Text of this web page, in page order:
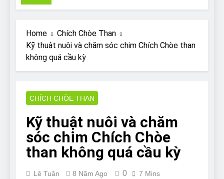
Why Do Bulldogs Snore?
And How to Minimize It!
7 Năm Ago
Do Bulldogs Fart? Yes! And
How to Stop It!
7 Năm Ago
The Ultimate Guide to What
Bulldogs Can (and can’t) Eat
7 Năm Ago
and How to Treat It
Home
Chích Chòe Than
Kỹ thuật nuôi và chăm sóc chim Chích Chòe than
không quá cầu kỳ
CHÍCH CHÒE THAN
Kỹ thuật nuôi và chăm
sóc chim Chích Chòe
than không quá cầu kỳ
Lê Tuân 8 Năm Ago 0 7 Mins